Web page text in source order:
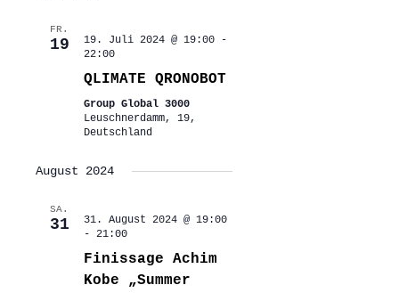
FR.
19 19. Juli 2024 @ 19:00-
22:00
QLIMATE QRONOBOT
Group Global 3000
Leuschnerdamm, 19,
Deutschland
August 2024
SA.
31
31. August 2024 @ 19:00
- 21:00
Finissage Achim
Kobe „Summer